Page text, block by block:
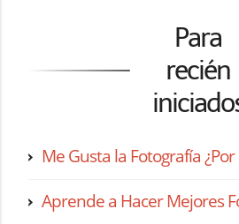
Para
recién
Me Gusta la Fotografía
Aprende a Hacer Mejores